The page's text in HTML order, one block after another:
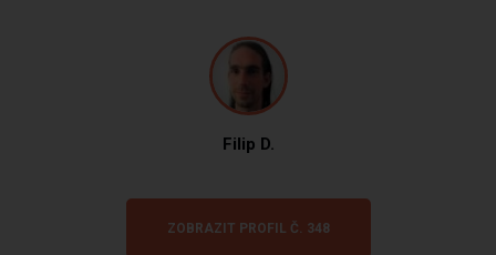
Filip D.
ZOBRAZIT PROFIL Č. 348